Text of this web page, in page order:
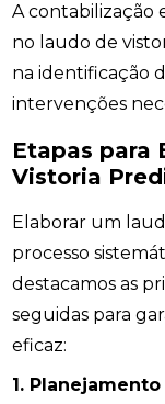
A contabilização
no laudo de
na identificação
intervenções
Etapas para
Vistoria
Elaborar um
processo
destacamos as
seguidas para
eficaz:
1.